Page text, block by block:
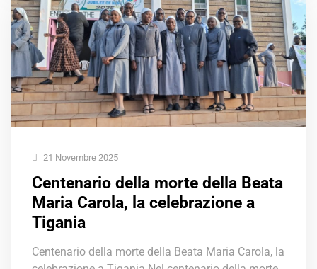
21 Novembre 2025
Centenario della morte della Beata
Maria Carola, la celebrazione a
Tigania
Centenario della morte della Beata Maria Carola, la